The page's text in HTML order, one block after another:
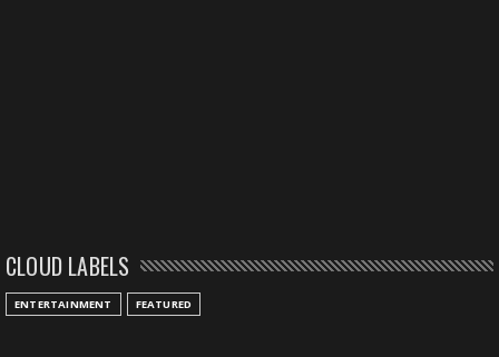
CLOUD LABELS
ENTERTAINMENT FEATURED